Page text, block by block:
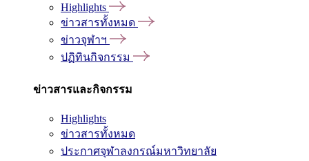
Highlights
ข่าวสารทั้งหมด
ข่าวจุฬาฯ
ปฏิทินกิจกรรม
ข่าวสารและกิจกรรม
Highlights
ข่าวสารทั้งหมด
ประกาศจุฬาลงกรณ์มหาวิทยาลัย